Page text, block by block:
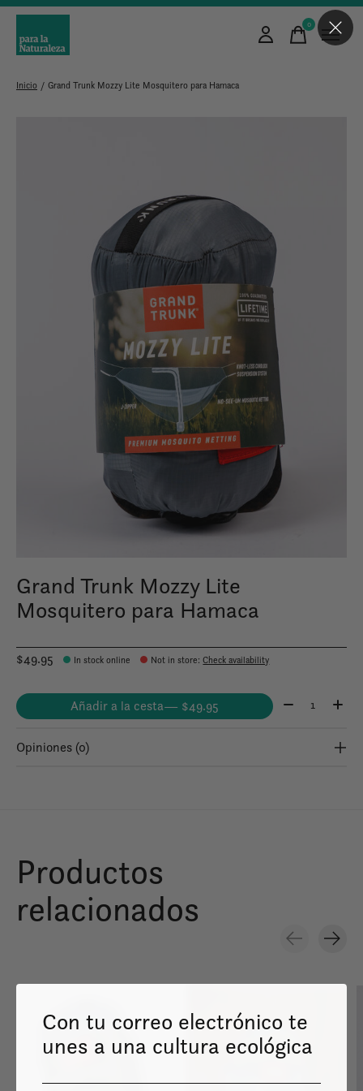
0items
Inicio / Grand Trunk Mozzy Lite Mosquitero para Hamaca
Grand Trunk Mozzy Lite
Mosquitero para Hamaca
$49.95 In stock online Not in store:Check availability
Añadir a la cesta — $49.95 Cantidad:
Opiniones (0)
Productos
relacionados
Con tu correo electrónico te
unes a una cultura ecológica